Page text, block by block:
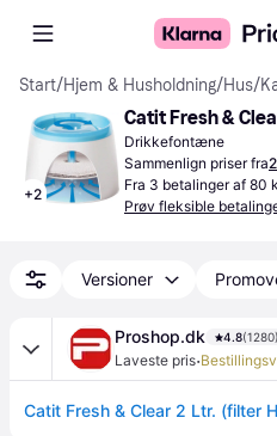
Start/Hjem & Husholdning/Hus/
+2
Catit Fresh &
Drikkefontæne
Sammenlign priser fra
Fra 3 betalinger af 80
Prøv fleksible
Versioner
Proshop.dk 4.8(1280)
Laveste pris·